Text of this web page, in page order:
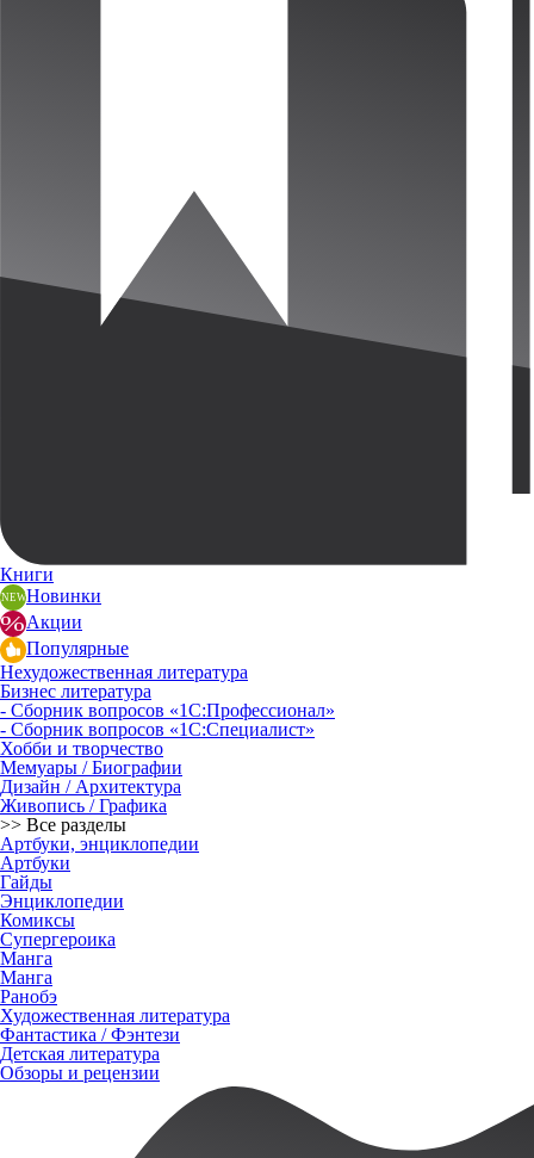
Книги
Новинки
Акции
Популярные
Нехудожественная литература
Бизнес литература
- Сборник вопросов «1С:Профессионал»
- Сборник вопросов «1С:Специалист»
Хобби и творчество
Мемуары / Биографии
Дизайн / Архитектура
Живопись / Графика
>> Все разделы
Артбуки, энциклопедии
Артбуки
Гайды
Энциклопедии
Комиксы
Супергероика
Манга
Манга
Ранобэ
Художественная литература
Фантастика / Фэнтези
Детская литература
Обзоры и рецензии